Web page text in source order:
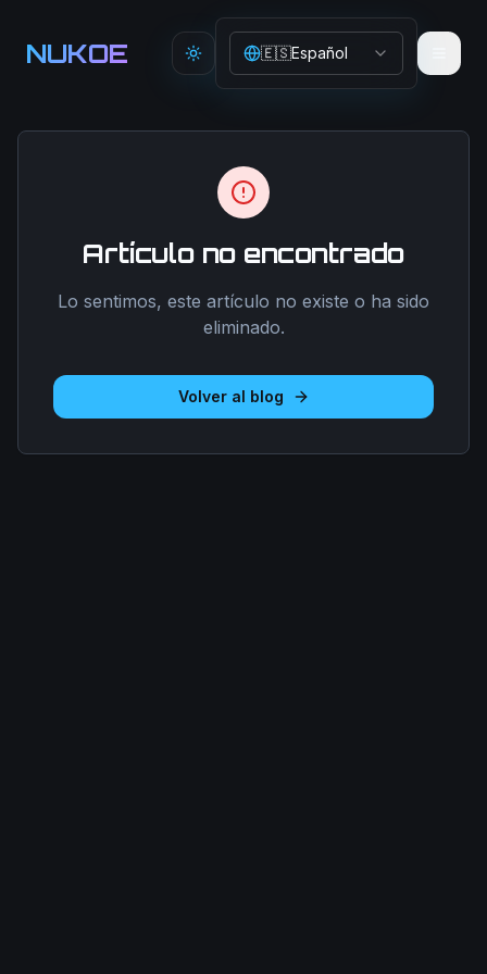
NUKOE Toggle theme
🇪🇸Español
Artículo no encontrado
Lo sentimos, este artículo no existe o ha sido
eliminado.
Volver al blog